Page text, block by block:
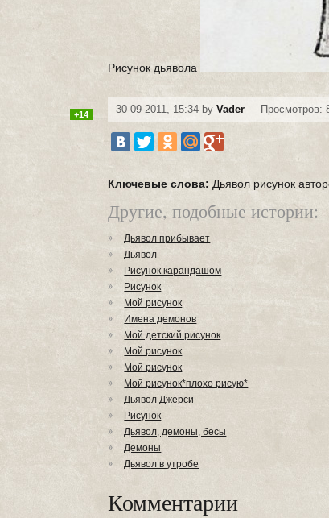
Рисунок дьявола
30-09-2011, 15:34 byVader Просмотров:
+14
Ключевые слова: Дьявол рисунок
Другие, подобные истории:
Дьявол прибывает
Дьявол
Рисунок карандашом
Рисунок
Мой рисунок
Имена демонов
Мой детский рисунок
Мой рисунок
Мой рисунок
Мой рисунок*плохо рисую*
Дьявол Джерси
Рисунок
Дьявол, демоны, бесы
Демоны
Дьявол в утробе
Комментарии